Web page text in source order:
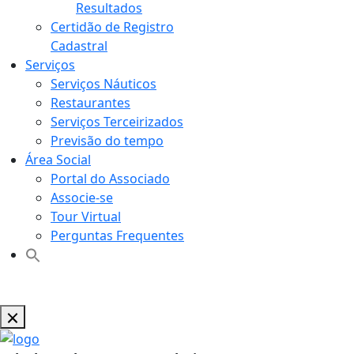
Resultados
Certidão de Registro
Cadastral
Serviços
Serviços Náuticos
Restaurantes
Serviços Terceirizados
Previsão do tempo
Área Social
Portal do Associado
Associe-se
Tour Virtual
Perguntas Frequentes